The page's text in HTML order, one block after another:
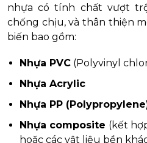
nhựa có tính chất vượt
chống chịu, và thân thiện
biến bao gồm:
Nhựa PVC (Polyvinyl
Nhựa Acrylic
Nhựa PP
Nhựa composite (kết
hoặc các vật liệu bền